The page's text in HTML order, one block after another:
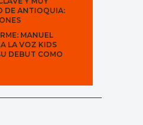
DE ANTIOQUIA:
MANUEL
LA VOZ KIDS
DEBUT COMO